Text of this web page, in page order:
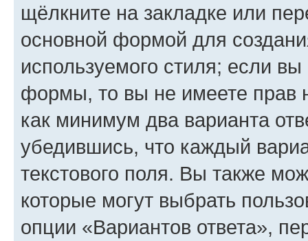
щёлкните на закладке или
основной формой для
используемого стиля; если
формы, то вы не имеете прав
как минимум два варианта
убедившись, что каждый
текстового поля. Вы также
которые могут выбрать
опции «Вариантов ответа»,